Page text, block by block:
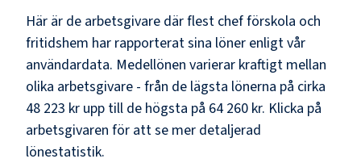
Här är de arbetsgivare där flest chef förskola och
fritidshem har rapporterat sina löner enligt vår
användardata. Medellönen varierar kraftigt mellan
olika arbetsgivare - från de lägsta lönerna på cirka
48 223 kr upp till de högsta på 64 260 kr. Klicka på
arbetsgivaren för att se mer detaljerad
lönestatistik.